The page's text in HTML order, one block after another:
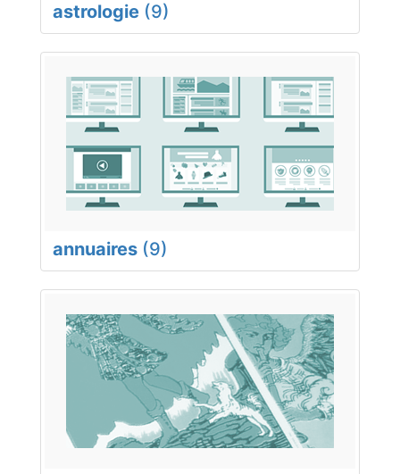
astrologie (9)
annuaires (9)